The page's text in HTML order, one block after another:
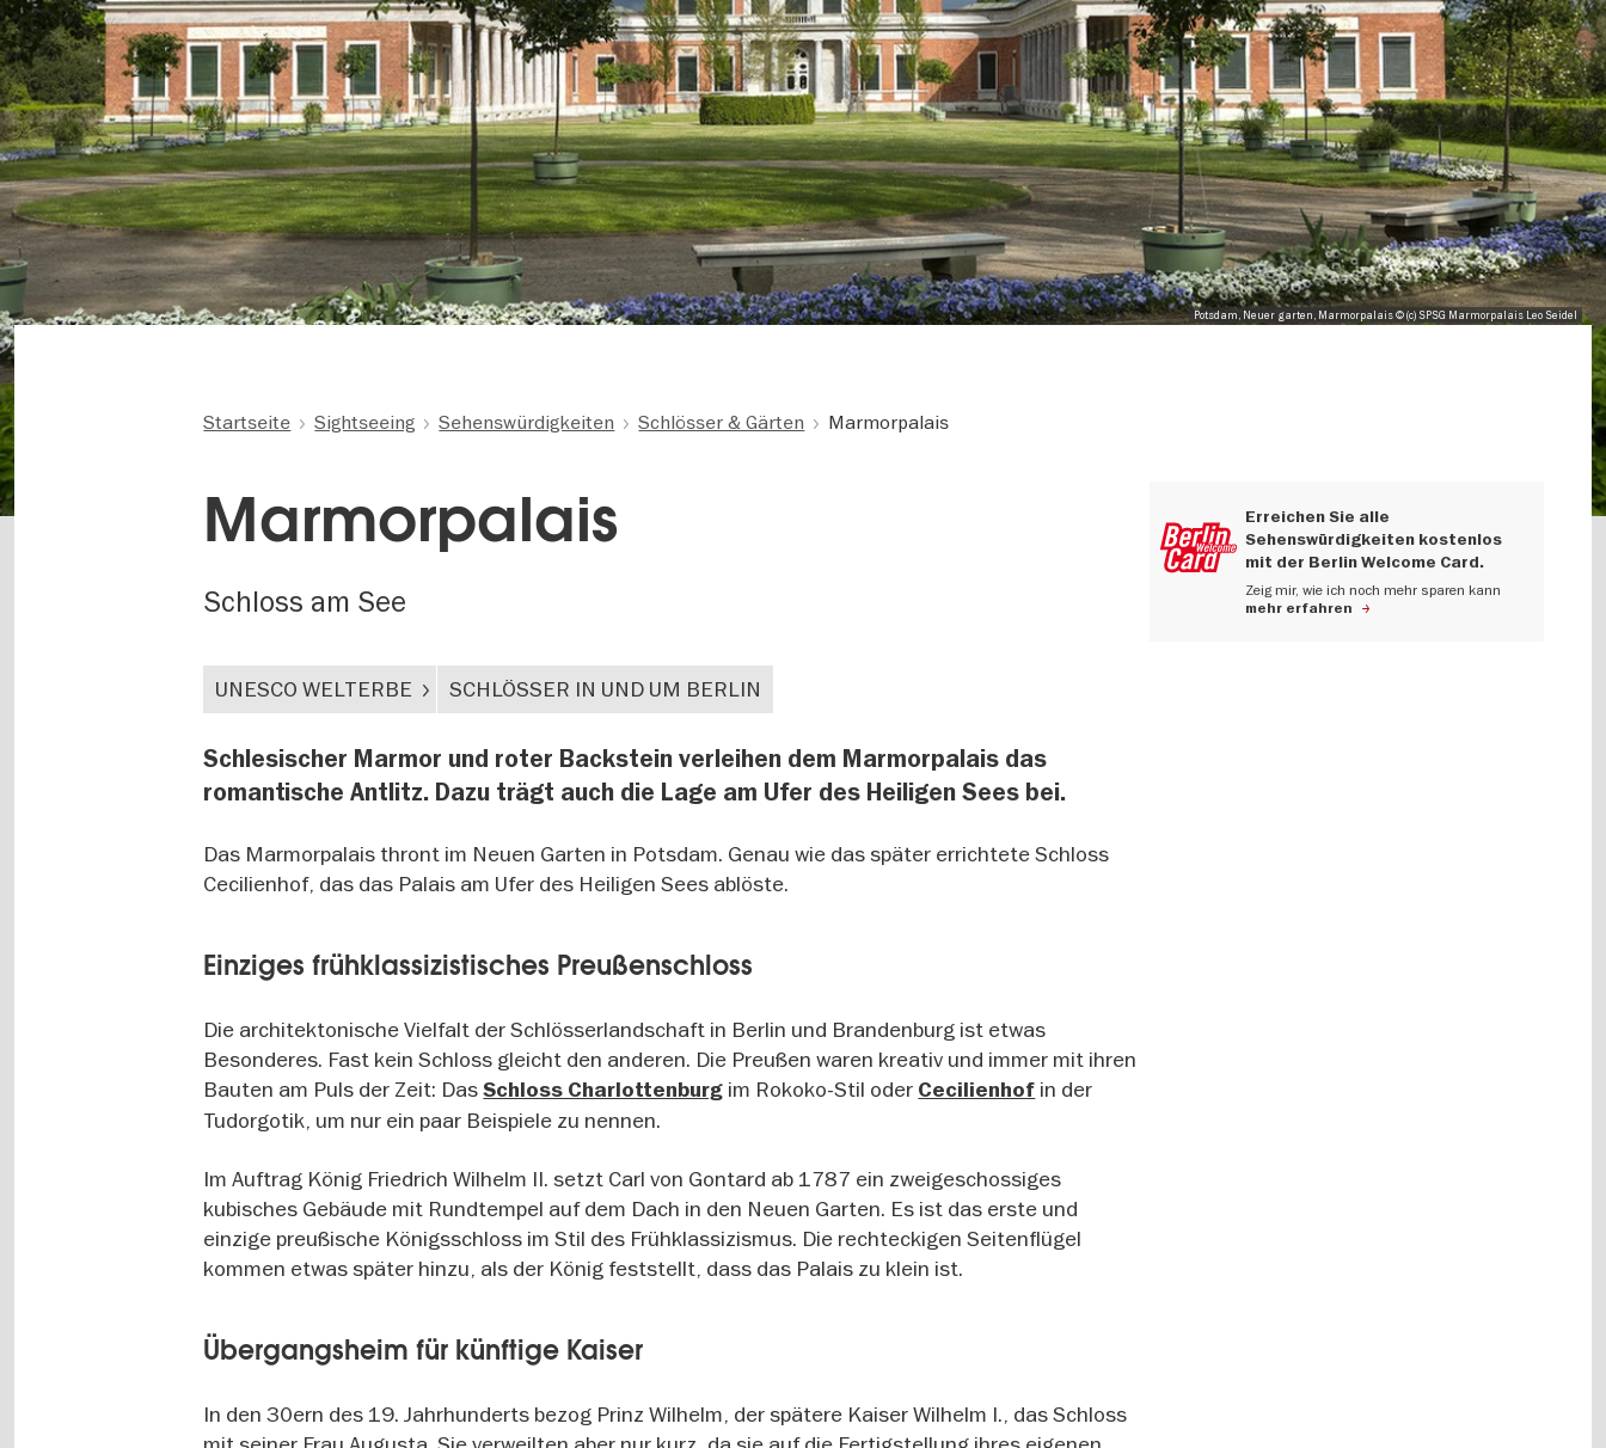
Potsdam, Neuer garten, Marmorpalais © (c) SPSG Marmorpalais Leo Seidel
Startseite Sightseeing Sehenswürdigkeiten Schlösser & Gärten Marmorpalais
Marmorpalais
Schloss am See
Erreichen Sie alle
Sehenswürdigkeiten kostenlos
mit der Berlin Welcome Card.
Zeig mir, wie ich noch mehr sparen kann
mehr erfahren
UNESCO WELTERBE SCHLÖSSER IN UND UM BERLIN
Schlesischer Marmor und roter Backstein verleihen dem Marmorpalais das
romantische Antlitz. Dazu trägt auch die Lage am Ufer des Heiligen Sees bei.
Das Marmorpalais thront im Neuen Garten in Potsdam. Genau wie das später errichtete Schloss
Cecilienhof, das das Palais am Ufer des Heiligen Sees ablöste.
Einziges frühklassizistisches Preußenschloss
Die architektonische Vielfalt der Schlösserlandschaft in Berlin und Brandenburg ist etwas
Besonderes. Fast kein Schloss gleicht den anderen. Die Preußen waren kreativ und immer mit ihren
Bauten am Puls der Zeit: DasSchloss Charlottenburg im Rokoko-Stil oder Cecilienhof in der
Tudorgotik, um nur ein paar Beispiele zu nennen.
Im Auftrag König Friedrich Wilhelm II. setzt Carl von Gontard ab 1787 ein zweigeschossiges
kubisches Gebäude mit Rundtempel auf dem Dach in den Neuen Garten. Es ist das erste und
einzige preußische Königsschloss im Stil des Frühklassizismus. Die rechteckigen Seitenflügel
kommen etwas später hinzu, als der König feststellt, dass das Palais zu klein ist.
Übergangsheim für künftige Kaiser
In den 30ern des 19. Jahrhunderts bezog Prinz Wilhelm, der spätere Kaiser Wilhelm I., das Schloss